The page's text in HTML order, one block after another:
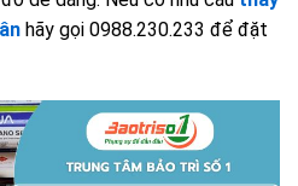
hãy gọi 0988.230.233 để đặt